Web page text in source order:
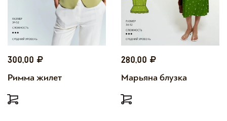
300,00
Римма жилет
280,00
Марьяна блузка